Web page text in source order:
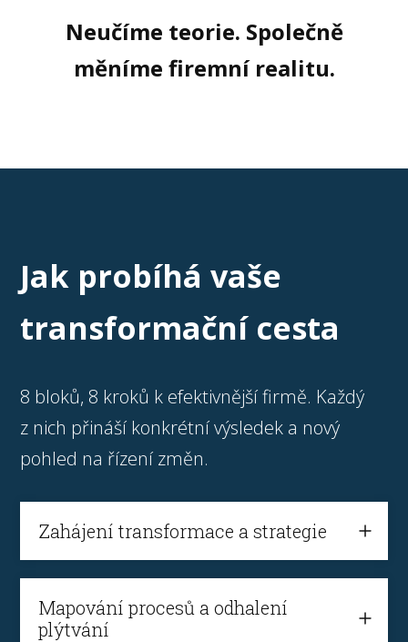
Neučíme teorie. Společně
měníme firemní realitu.
Jak probíhá vaše
transformační cesta
8 bloků, 8 kroků k efektivnější firmě. Každý
z nich přináší konkrétní výsledek a nový
pohled na řízení změn.
Zahájení transformace a strategie
Mapování procesů a odhalení
plýtvání